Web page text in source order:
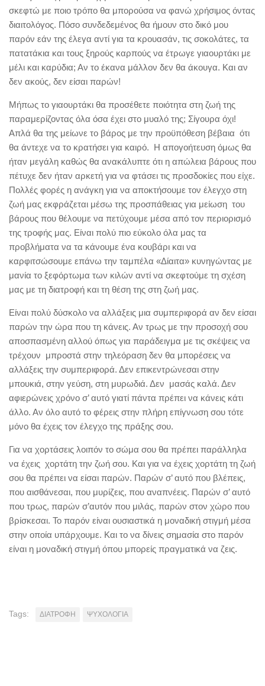
σκεφτώ με ποιο τρόπο θα μπορούσα να φανώ χρήσιμος όντας
διαιτολόγος. Πόσο συνδεδεμένος θα ήμουν στο δικό μου
παρόν εάν της έλεγα αντί για τα κρουασάν, τις σοκολάτες, τα
πατατάκια και τους ξηρούς καρπούς να έτρωγε γιαουρτάκι με
μέλι και καρύδια; Αν το έκανα μάλλον δεν θα άκουγα. Και αν
δεν ακούς, δεν είσαι παρών!
Μήπως το γιαουρτάκι θα προσέθετε ποιότητα στη ζωή της
παραμερίζοντας όλα όσα έχει στο μυαλό της; Σίγουρα όχι!
Απλά θα της μείωνε το βάρος με την προϋπόθεση βέβαια ότι
θα άντεχε να το κρατήσει για καιρό. Η απογοήτευση όμως θα
ήταν μεγάλη καθώς θα ανακάλυπτε ότι η απώλεια βάρους που
πέτυχε δεν ήταν αρκετή για να φτάσει τις προσδοκίες που είχε.
Πολλές φορές η ανάγκη για να αποκτήσουμε τον έλεγχο στη
ζωή μας εκφράζεται μέσω της προσπάθειας για μείωση του
βάρους που θέλουμε να πετύχουμε μέσα από τον περιορισμό
της τροφής μας. Είναι πολύ πιο εύκολο όλα μας τα
προβλήματα να τα κάνουμε ένα κουβάρι και να
καρφιτσώσουμε επάνω την ταμπέλα «Δίαιτα» κυνηγώντας με
μανία το ξεφόρτωμα των κιλών αντί να σκεφτούμε τη σχέση
μας με τη διατροφή και τη θέση της στη ζωή μας.
Είναι πολύ δύσκολο να αλλάξεις μια συμπεριφορά αν δεν είσαι
παρών την ώρα που τη κάνεις. Αν τρως με την προσοχή σου
αποσπασμένη αλλού όπως για παράδειγμα με τις σκέψεις να
τρέχουν μπροστά στην τηλεόραση δεν θα μπορέσεις να
αλλάξεις την συμπεριφορά. Δεν επικεντρώνεσαι στην
μπουκιά, στην γεύση, στη μυρωδιά. Δεν μασάς καλά. Δεν
αφιερώνεις χρόνο σ’ αυτό γιατί πάντα πρέπει να κάνεις κάτι
άλλο. Αν όλο αυτό το φέρεις στην πλήρη επίγνωση σου τότε
μόνο θα έχεις τον έλεγχο της πράξης σου.
Για να χορτάσεις λοιπόν το σώμα σου θα πρέπει παράλληλα
να έχεις χορτάτη την ζωή σου. Και για να έχεις χορτάτη τη ζωή
σου θα πρέπει να είσαι παρών. Παρών σ’ αυτό που βλέπεις,
που αισθάνεσαι, που μυρίζεις, που αναπνέεις. Παρών σ’ αυτό
που τρως, παρών σ’αυτόν που μιλάς, παρών στον χώρο που
βρίσκεσαι. Το παρόν είναι ουσιαστικά η μοναδική στιγμή μέσα
στην οποία υπάρχουμε. Και το να δίνεις σημασία στο παρόν
είναι η μοναδική στιγμή όπου μπορείς πραγματικά να ζεις.
Tags: ΔΙΑΤΡΟΦΗ ΨΥΧΟΛΟΓΙΑ